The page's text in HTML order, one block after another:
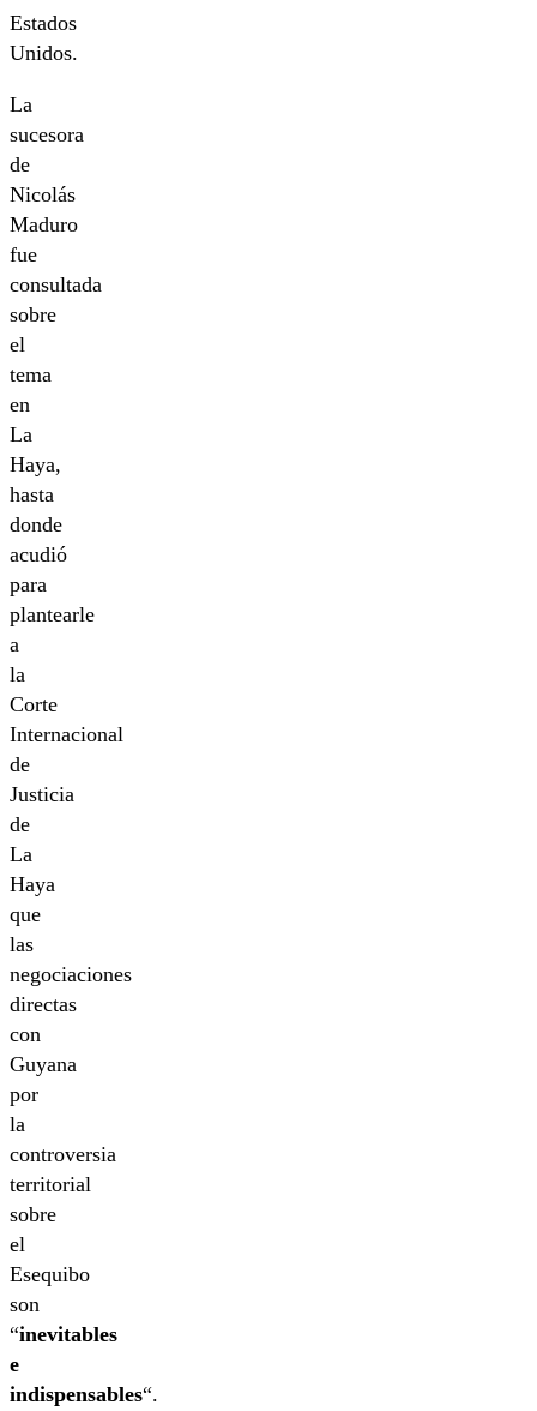
Estados
Unidos.
La
sucesora
de
Nicolás
Maduro
fue
consultada
sobre
el
tema
en
La
Haya,
hasta
donde
acudió
para
plantearle
a
la
Corte
Internacional
de
Justicia
de
La
Haya
que
las
negociaciones
directas
con
Guyana
por
la
controversia
territorial
sobre
el
Esequibo
son
“inevitables
e
indispensables“.